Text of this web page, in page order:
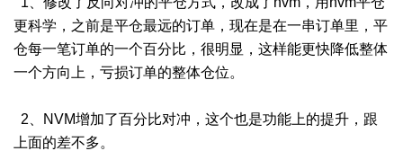
更科学，之前是平仓最远的订单，现在是在一串订单里，平
仓每一笔订单的一个百分比，很明显，这样能更快降低整体
一个方向上，亏损订单的整体仓位。
2、NVM增加了百分比对冲，这个也是功能上的提升，跟
上面的差不多。